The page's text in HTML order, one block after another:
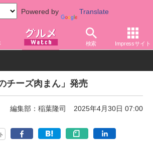
Powered by Translate
検索 Impressサイト
コンビニ ファミリーマート
チーズ肉まん」発売
編集部：稲葉隆司 2025年4月30日 07:00